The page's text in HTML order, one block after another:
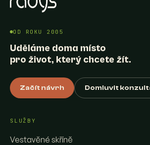
OD ROKU 2005
Uděláme doma místo
pro život, který chcete žít.
Začít návrh Domluvit
SLUŽBY
Vestavěné skříně